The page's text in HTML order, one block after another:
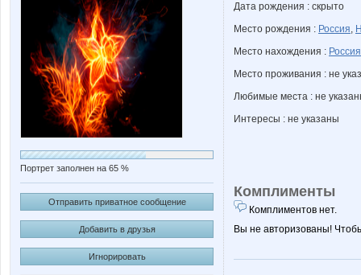
Портрет заполнен на 65 %
Отправить приватное сообщение
Добавить в друзья
Игнорировать
Дата рождения : скрыто
Место рождения : Россия,
Место нахождения : Россия
Место проживания : не
Любимые места : не
Интересы : не указаны
Комплименты
Комплиментов нет.
Вы не авторизованы!